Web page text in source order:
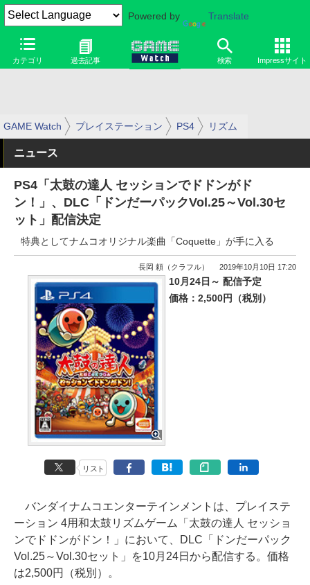
Powered by Translate
カテゴリ 過去記事 検索 Impressサイト
GAME Watch プレイステーション PS4 リズム
ニュース
PS4「太鼓の達人 セッションでドドンがド
ン！」、DLC「ドンだーパックVol.25～Vol.30セ
ット」配信決定
特典としてナムコオリジナル楽曲「Coquette」が手に入る
長岡 頼（クラフル） 2019年10月10日 17:20
10月24日～ 配信予定
価格：2,500円（税別）
リスト
バンダイナムコエンターテインメントは、プレイステ
ーション 4用和太鼓リズムゲーム「太鼓の達人 セッショ
ンでドドンがドン！」において、DLC「ドンだーパック
Vol.25～Vol.30セット」を10月24日から配信する。価格
は2,500円（税別）。